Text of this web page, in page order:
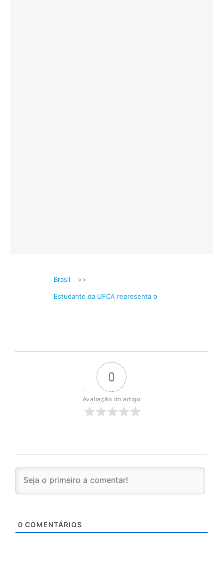
Brasil >>
Estudante da UFCA representa o
0
Avaliação do artigo
0 COMENTÁRIOS